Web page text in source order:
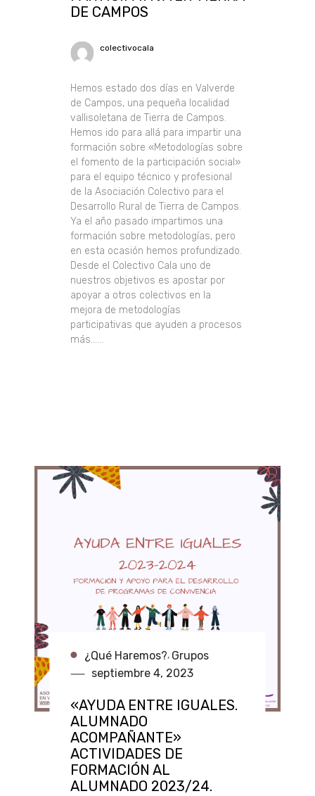
DE CAMPOS
colectivocala
Hemos estado dos días en Valverde
de Campos, una pequeña localidad
vallisoletana de Tierra de Campos.
Hemos ido para allá para impartir una
formación sobre «Metodologías sobre
el fomento de la participación social»
para el equipo técnico y profesional
de la Asociación Colectivo para el
Desarrollo Rural de Tierra de Campos.
Ya el año pasado impartimos una
formación sobre metodologías, pero
en esta ocasión hemos profundizado.
Desde el Colectivo Cala uno de
nuestros objetivos es apostar por
apoyar a otros colectivos en la
mejora de metodologías
participativas que ayuden a procesos
más......
¿Qué Haremos?, Grupos
septiembre 4, 2023
«AYUDA ENTRE IGUALES.
ALUMNADO
ACOMPAÑANTE»
ACTIVIDADES DE
FORMACIÓN AL
ALUMNADO 2023/24.